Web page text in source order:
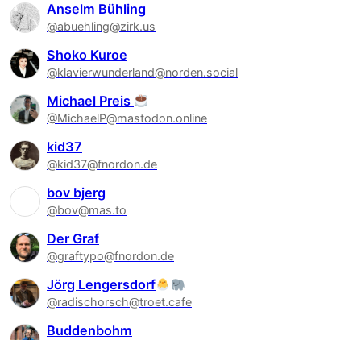
Anselm Bühling
@abuehling@zirk.us
Shoko Kuroe
@klavierwunderland@norden.social
Michael Preis
@MichaelP@mastodon.online
kid37
@kid37@fnordon.de
bov bjerg
@bov@mas.to
Der Graf
@graftypo@fnordon.de
Jörg Lengersdorf
@radischorsch@troet.cafe
Buddenbohm